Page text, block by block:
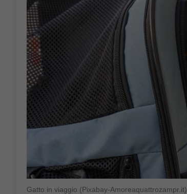
Gatto in viaggio (Pixabay-Amoreaquattrozampr.it)